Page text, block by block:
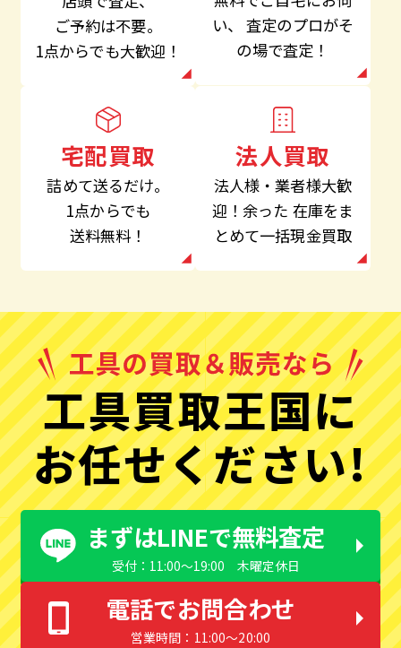
ご予約は不要。
1点からでも大歓迎！
い、 査定のプロがそ
の場で査定！
宅配買取
詰めて送るだけ。
1点からでも
送料無料！
法人買取
法人様・業者様大歓
迎！余った 在庫をま
とめて一括現金買取
工具買取王国に
お任せください!
まずはLINEで無料査定
受付：11:00〜19:00 木曜定休日
電話でお問合わせ
営業時間：11:00〜20:00